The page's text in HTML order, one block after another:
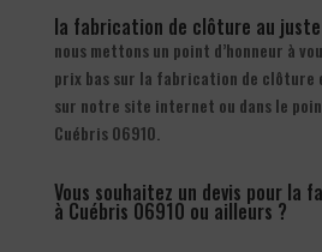
la fabrication de clôture au
nous mettons un point d’honneur à
prix bas sur la fabrication de clôture
sur notre site internet ou dans le
Cuébris 06910.
Vous souhaitez un devis pour la
à Cuébris 06910 ou ailleurs ?